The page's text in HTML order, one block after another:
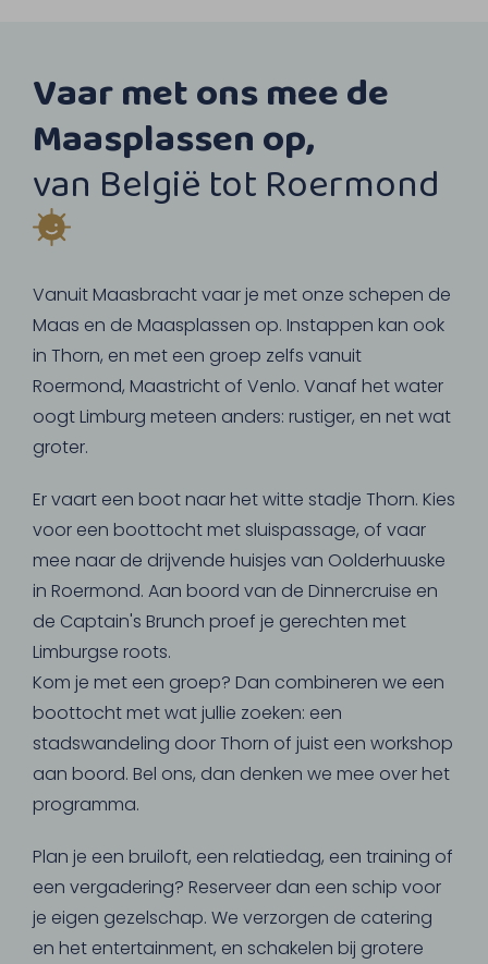
Vaar met ons mee de
Maasplassen op,
van België tot Roermond
Vanuit Maasbracht vaar je met onze schepen de
Maas en de Maasplassen op. Instappen kan ook
in Thorn, en met een groep zelfs vanuit
Roermond, Maastricht of Venlo. Vanaf het water
oogt Limburg meteen anders: rustiger, en net wat
groter.
Er vaart een boot naar het witte stadje Thorn. Kies
voor een boottocht met sluispassage, of vaar
mee naar de drijvende huisjes van Oolderhuuske
in Roermond. Aan boord van de Dinnercruise en
de Captain's Brunch proef je gerechten met
Limburgse roots.
Kom je met een groep? Dan combineren we een
boottocht met wat jullie zoeken: een
stadswandeling door Thorn of juist een workshop
aan boord. Bel ons, dan denken we mee over het
programma.
Plan je een bruiloft, een relatiedag, een training of
een vergadering? Reserveer dan een schip voor
je eigen gezelschap. We verzorgen de catering
en het entertainment, en schakelen bij grotere